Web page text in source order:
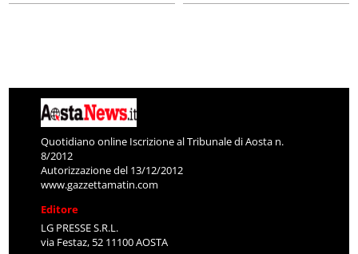
Quotidiano online Iscrizione al Tribunale di Aosta n.
8/2012
Autorizzazione del 13/12/2012
www.gazzettamatin.com
Editore
LG PRESSE S.R.L.
via Festaz, 52 11100 AOSTA